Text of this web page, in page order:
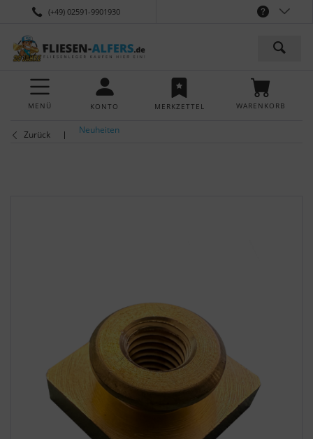
(+49) 02591-9901930
MENÜ KONTO MERKZETTEL WARENKORB
Zurück Neuheiten